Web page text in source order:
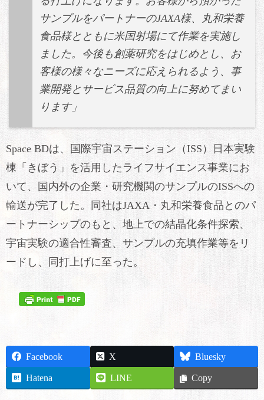
サンプルをパートナーのJAXA様、丸和栄養
食品様とともに米国射場にて作業を実施し
ました。今後も創薬研究をはじめとし、お
客様の様々なニーズに応えられるよう、事
業開発とサービス品質の向上に努めてまい
ります」
Space BDは、国際宇宙ステーション（ISS）日本実験
棟「きぼう」を活用したライフサイエンス事業にお
いて、国内外の企業・研究機関のサンプルのISSへの
輸送が完了した。同社はJAXA・丸和栄養食品とのパ
ートナーシップのもと、地上での結晶化条件探索、
宇宙実験の適合性審査、サンプルの充填作業等をリ
ードし、同打上げに至った。
Facebook X
Bluesky
Hatena
LINE Copy